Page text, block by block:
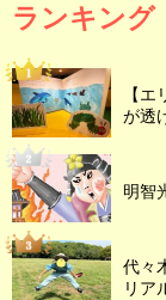
ランキング
【
が透
明智
代々
リア